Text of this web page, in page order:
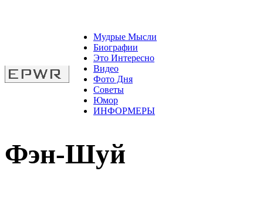
Мудрые Мысли
Биографии
Это Интересно
Видео
Фото Дня
Советы
Юмор
ИНФОРМЕРЫ
Фэн-Шуй